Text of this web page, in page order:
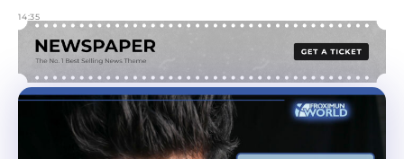
14:35